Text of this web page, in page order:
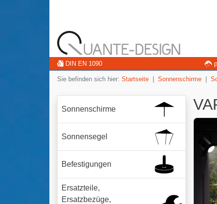
DIN EN 1090
Sie befinden sich hier: Startseite Sonnenschirme
Sonnenschirme
Sonnensegel
Befestigungen
Ersatzteile,
Ersatzbezüge,